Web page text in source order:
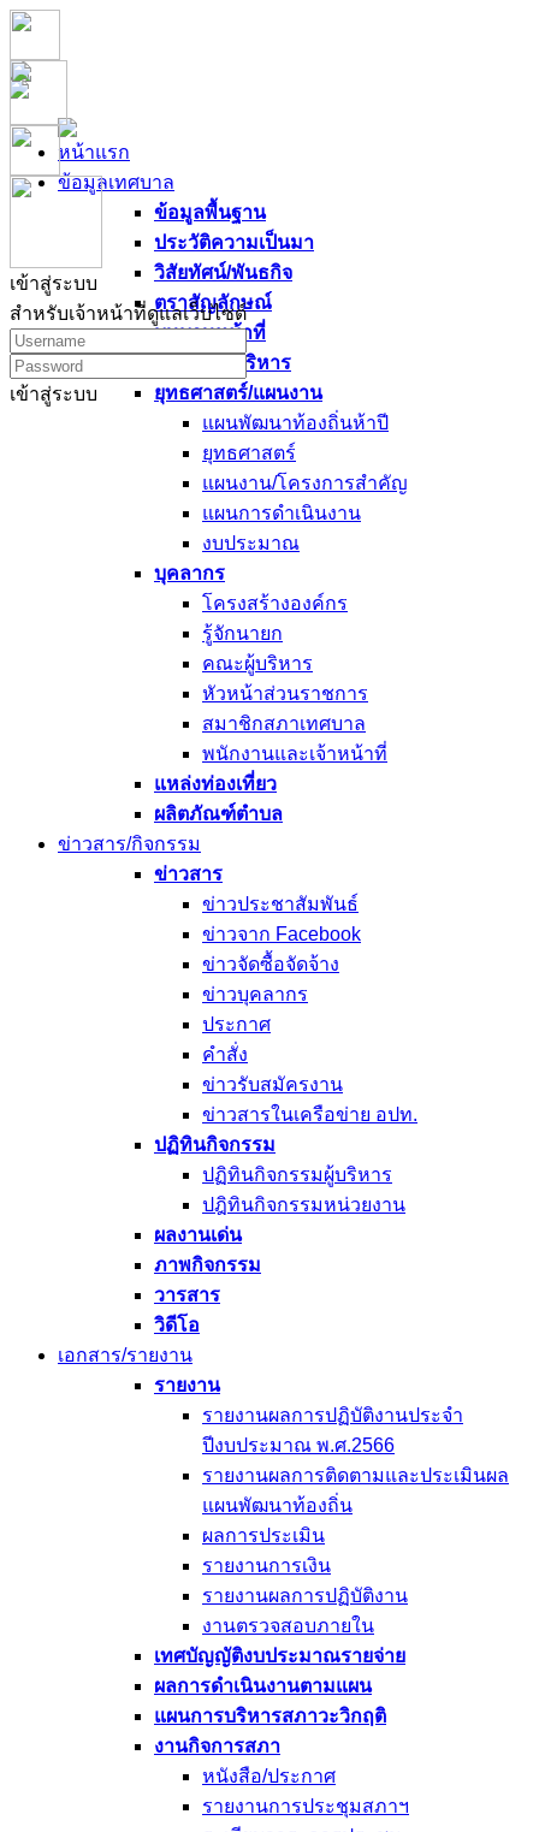
เข้าสู่ระบบ
สำหรับเจ้าหน้าที่ดูแลเว็บไซต์
เข้าสู่ระบบ
หน้าแรก
ข้อมูลเทศบาล
ข้อมูลพื้นฐาน
ประวัติความเป็นมา
วิสัยทัศน์/พันธกิจ
ตราสัญลักษณ์
บทบาทหน้าที่
นโยบายผู้บริหาร
ยุทธศาสตร์/แผนงาน
แผนพัฒนาท้องถิ่นห้าปี
ยุทธศาสตร์
แผนงาน/โครงการสำคัญ
แผนการดำเนินงาน
งบประมาณ
บุคลากร
โครงสร้างองค์กร
รู้จักนายก
คณะผู้บริหาร
หัวหน้าส่วนราชการ
สมาชิกสภาเทศบาล
พนักงานและเจ้าหน้าที่
แหล่งท่องเที่ยว
ผลิตภัณฑ์ตำบล
ข่าวสาร/กิจกรรม
ข่าวสาร
ข่าวประชาสัมพันธ์
ข่าวจาก Facebook
ข่าวจัดซื้อจัดจ้าง
ข่าวบุคลากร
ประกาศ
คำสั่ง
ข่าวรับสมัครงาน
ข่าวสารในเครือข่าย อปท.
ปฏิทินกิจกรรม
ปฏิทินกิจกรรมผู้บริหาร
ปฎิทินกิจกรรมหน่วยงาน
ผลงานเด่น
ภาพกิจกรรม
วารสาร
วิดีโอ
เอกสาร/รายงาน
รายงาน
รายงานผลการปฏิบัติงานประจำ
ปีงบประมาณ พ.ศ.2566
รายงานผลการติดตามและประเมินผล
แผนพัฒนาท้องถิ่น
ผลการประเมิน
รายงานการเงิน
รายงานผลการปฏิบัติงาน
งานตรวจสอบภายใน
เทศบัญญัติงบประมาณรายจ่าย
ผลการดำเนินงานตามแผน
แผนการบริหารสภาวะวิกฤติ
งานกิจการสภา
หนังสือ/ประกาศ
รายงานการประชุมสภาฯ